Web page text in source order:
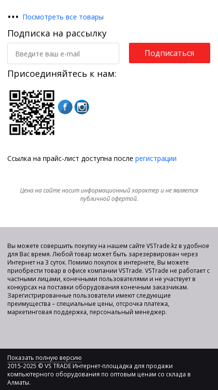
••• Посмотреть все товары
Подписка на рассылку
Подписаться
Присоединяйтесь к нам:
Ссылка на прайс-лист доступна после регистрации
Цена на сайте носит информационный характер и не является
публичной офертой.
Вы можете совершить покупку на нашем сайте VSTrade.kz в удобное
для Вас время. Любой товар может быть зарезервирован через
Интернет на 3 суток. Помимо покупок в интернете, Вы можете
приобрести товар в офисе компании VSTrade. VSTrade не работает с
частными лицами, конечными пользователями и не участвует в
конкурсах на поставки оборудования конечным заказчикам.
Зарегистрированные пользователи имеют следующие
преимущества – специальные цены, отсрочка платежа,
маркетинговая поддержка, персональный менеджер.
Показать полную версию
2015-2025 © VS TRADE Интернет-площадка для продажи
компьютерного оборудования по оптовым ценам со склада в
Алматы.